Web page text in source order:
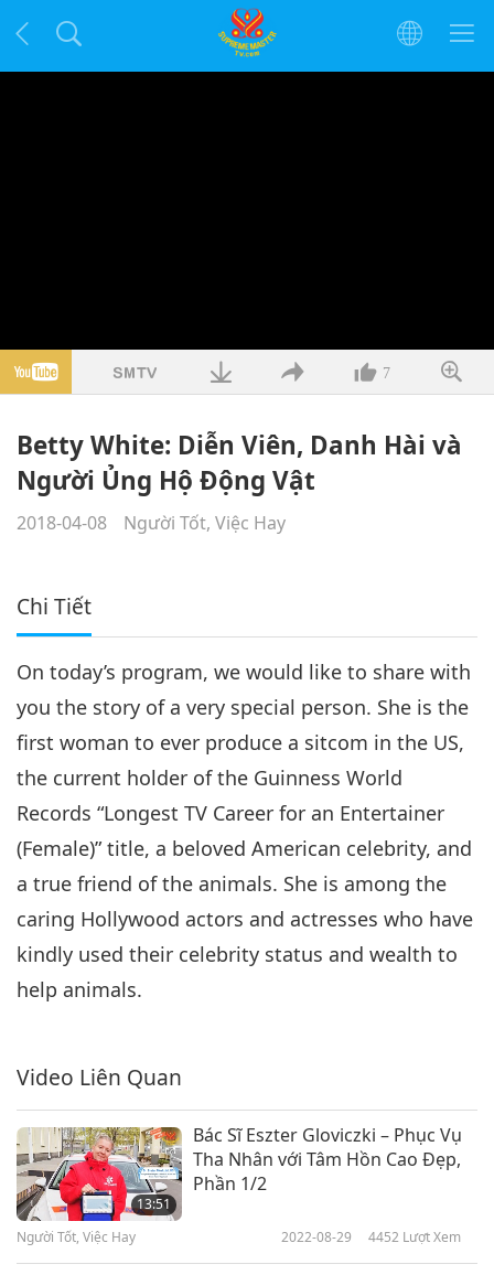
7
Betty White: Diễn Viên, Danh Hài và
Người Ủng Hộ Động Vật
2018-04-08 Người Tốt, Việc Hay
Chi Tiết
On today’s program, we would like to share with
you the story of a very special person. She is the
first woman to ever produce a sitcom in the US,
the current holder of the Guinness World
Records “Longest TV Career for an Entertainer
(Female)” title, a beloved American celebrity, and
a true friend of the animals. She is among the
caring Hollywood actors and actresses who have
kindly used their celebrity status and wealth to
help animals.
Video Liên Quan
13:51
Bác Sĩ Eszter Gloviczki – Phục Vụ
Tha Nhân với Tâm Hồn Cao Đẹp,
Phần 1/2
Người Tốt, Việc Hay 2022-08-29 4452 Lượt Xem